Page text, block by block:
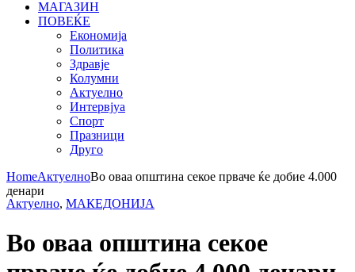
МАГАЗИН
ПОВЕЌЕ
Економија
Политика
Здравје
Колумни
Актуелно
Интервјуа
Спорт
Празници
Друго
HomeАктуелноВо оваа општина секое прваче ќе добие 4.000
денари
Актуелно, МАКЕДОНИЈА
Во оваа општина секое